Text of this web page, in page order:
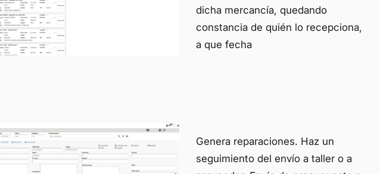
dicha mercancía, quedando
constancia de quién lo recepciona,
a que fecha
Genera reparaciones. Haz un
seguimiento del envío a taller o a